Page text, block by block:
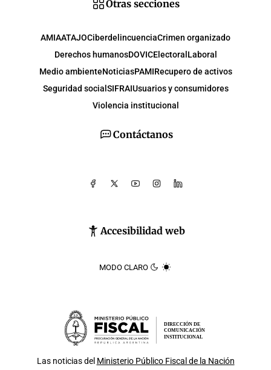
Contáctanos
Accesibilidad web
MODO CLARO
Otras secciones
AMIAATAJOCiberdelincuenciaCrimen organizado
Derechos humanosDOVICElectoral Laboral
Medio ambienteNoticiasPAMIRecupero de activos
Seguridad social SIFRAIUsuarios y consumidores
Violencia institucional
DIRECCIÓN DE
COMUNICACIÓN
INSTITUCIONAL
Las noticias del Ministerio Público Fiscal de la Nación